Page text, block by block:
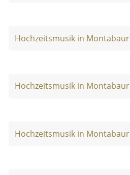
Hochzeitsmusik in Montabaur
Hochzeitsmusik in Montabaur
Hochzeitsmusik in Montabaur